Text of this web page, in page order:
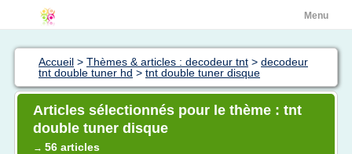
Menu
Accueil > Thèmes & articles : decodeur tnt > decodeur
tnt double tuner hd > tnt double tuner disque
Articles sélectionnés pour le thème : tnt
double tuner disque
→ 56 articles